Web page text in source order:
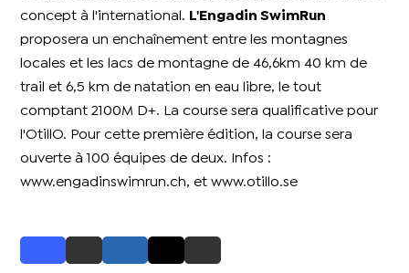
concept à l'international.
L'Engadin SwimRun
proposera un enchaînement entre les montagnes
locales et les lacs de montagne de 46,6km 40 km de
trail et 6,5 km de natation en eau libre, le tout
comptant 2100M D+. La course sera qualificative pour
l'OtillO. Pour cette première édition, la course sera
ouverte à 100 équipes de deux. Infos :
www.engadinswimrun.ch, et www.otillo.se